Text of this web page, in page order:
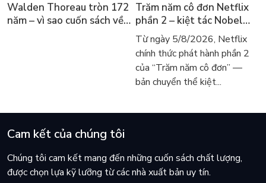
Walden Thoreau tròn 172
năm – vì sao cuốn sách về
Trăm năm cô đơn Netflix
phần 2 – kiệt tác Nobel
trở lại màn ảnh, dòng
người tìm đọc lại García
Márquez
Từ ngày 5/8/2026, Netflix
chính thức phát hành phần 2
của “Trăm năm cô đơn” —
bản chuyển thể kiệt...
Cam kết của chúng tôi
Chúng tôi cam kết mang đến những cuốn sách chất lượng,
được chọn lựa kỹ lưỡng từ các nhà xuất bản uy tín.